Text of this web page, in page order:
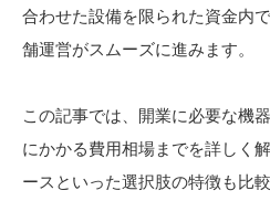
合わせた設備を限られた資金内
舗運営がスムーズに進みます。
この記事では、開業に必要な機
にかかる費用相場までを詳しく
ースといった選択肢の特徴も比